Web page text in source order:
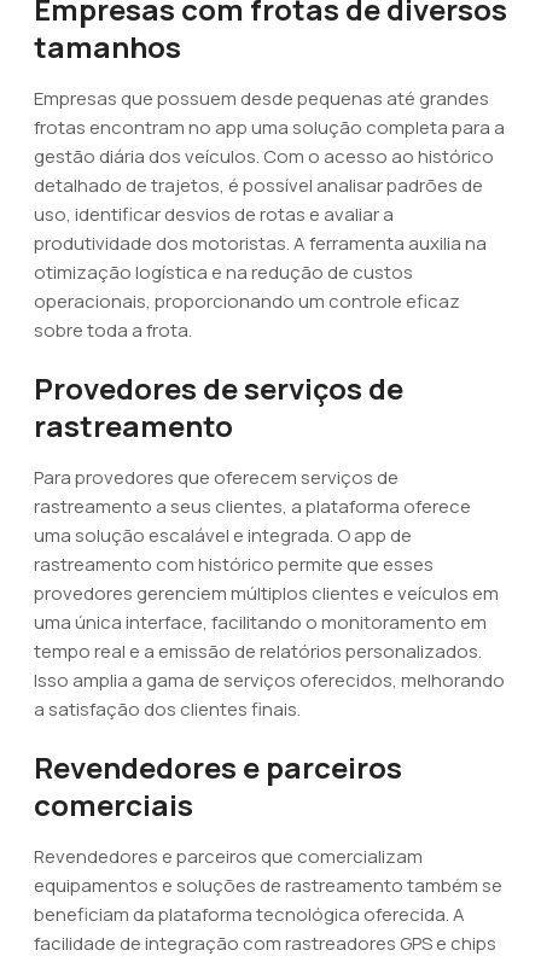
Empresas com frotas de diversos
tamanhos
Empresas que possuem desde pequenas até grandes
frotas encontram no app uma solução completa para a
gestão diária dos veículos. Com o acesso ao histórico
detalhado de trajetos, é possível analisar padrões de
uso, identificar desvios de rotas e avaliar a
produtividade dos motoristas. A ferramenta auxilia na
otimização logística e na redução de custos
operacionais, proporcionando um controle eficaz
sobre toda a frota.
Provedores de serviços de
rastreamento
Para provedores que oferecem serviços de
rastreamento a seus clientes, a plataforma oferece
uma solução escalável e integrada. O app de
rastreamento com histórico permite que esses
provedores gerenciem múltiplos clientes e veículos em
uma única interface, facilitando o monitoramento em
tempo real e a emissão de relatórios personalizados.
Isso amplia a gama de serviços oferecidos, melhorando
a satisfação dos clientes finais.
Revendedores e parceiros
comerciais
Revendedores e parceiros que comercializam
equipamentos e soluções de rastreamento também se
beneficiam da plataforma tecnológica oferecida. A
facilidade de integração com rastreadores GPS e chips